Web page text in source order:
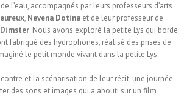
l’eau, accompagnés par leurs professeurs d’arts
, Nevena Dotina et de leur professeur de
. Nous avons exploré la petite Lys qui borde
fabriqué des hydrophones, réalisé des prises de
le petit monde vivant dans la petite Lys.
et la scénarisation de leur récit, une journée
des sons et images qui a abouti sur un film